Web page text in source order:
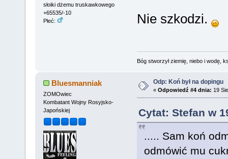
słoiki dżemu truskawkowego
+65535/-10
Płeć:
Nie szkodzi.
Bóg stworzył ziemię, niebo i wodę,
Bluesmanniak
ZOMOwiec
Kombatant Wojny Rosyjsko-
Japońskiej
Odp: Koń był na dopingu
« Odpowiedź #4 dnia: 19
Cytat: Stefan w
..... Sam koń
odmówić mu